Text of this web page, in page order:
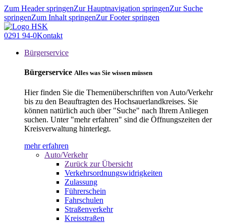
Zum Header springenZur Hauptnavigation springenZur Suche
springenZum Inhalt springenZur Footer springen
0291 94-0Kontakt
Bürgerservice
Bürgerservice Alles was Sie wissen müssen
Hier finden Sie die Themenüberschriften von Auto/Verkehr
bis zu den Beauftragten des Hochsauerlandkreises. Sie
können natürlich auch über "Suche" nach Ihrem Anliegen
suchen. Unter "mehr erfahren" sind die Öffnungszeiten der
Kreisverwaltung hinterlegt.
mehr erfahren
Auto/Verkehr
Zurück zur Übersicht
Verkehrsordnungswidrigkeiten
Zulassung
Führerschein
Fahrschulen
Straßenverkehr
Kreisstraßen